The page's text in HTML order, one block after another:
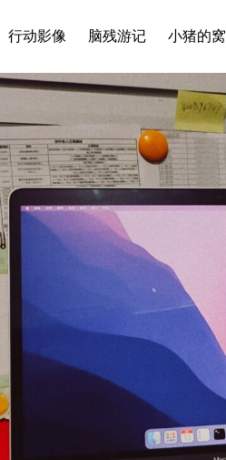
行动影像 脑残游记 小猪的窝